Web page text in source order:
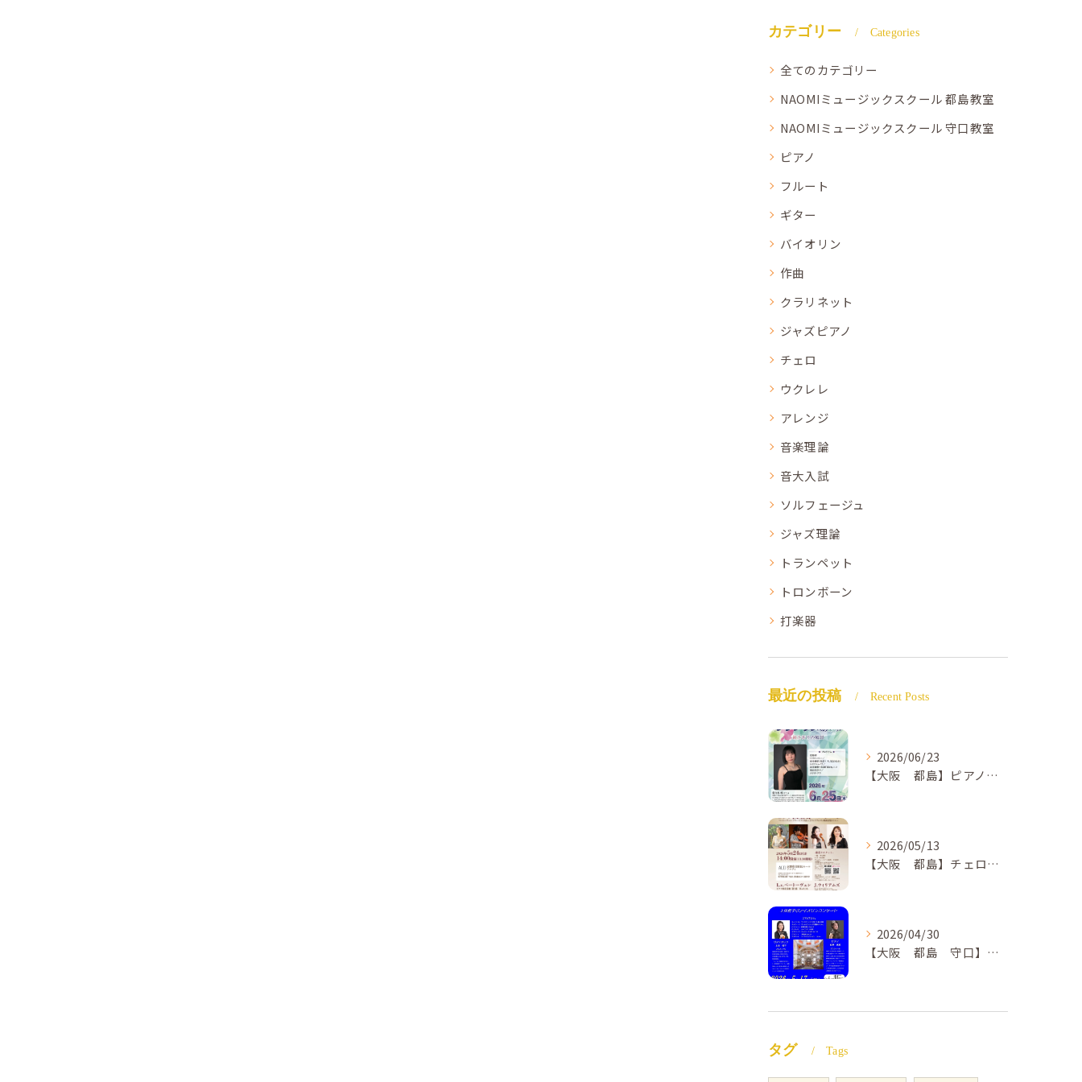
カテゴリー Categories
全てのカテゴリー
NAOMIミュージックスクール 都島教室
NAOMIミュージックスクール 守口教室
ピアノ
フルート
ギター
バイオリン
作曲
クラリネット
ジャズピアノ
チェロ
ウクレレ
アレンジ
音楽理論
音大入試
ソルフェージュ
ジャズ理論
トランペット
トロンボーン
打楽器
最近の投稿 Recent Posts
2026/06/23
【大阪 都島】ピアノ教室ならNAOMIミュージックスクール ピアノ講師 佐々木唯先生のコンサートのご案内🎵
2026/05/13
【大阪 都島】チェロ教室 NAOMIミュージックスクール❣️チェリスト中島紗理先生のコンサートのご案内🎵
2026/04/30
【大阪 都島 守口】ヴァイオリン教室❣️NAOMIミュージックスクール🎵ヴァイオリン講師 上田哲子先生のコンサートのご案内❗️
タグ Tags